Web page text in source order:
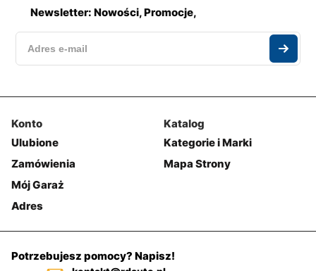
Newsletter: Nowości, Promocje,
Konto
Ulubione
Zamówienia
Mój Garaż
Adres
Katalog
Kategorie i Marki
Mapa Strony
Potrzebujesz pomocy? Napisz!